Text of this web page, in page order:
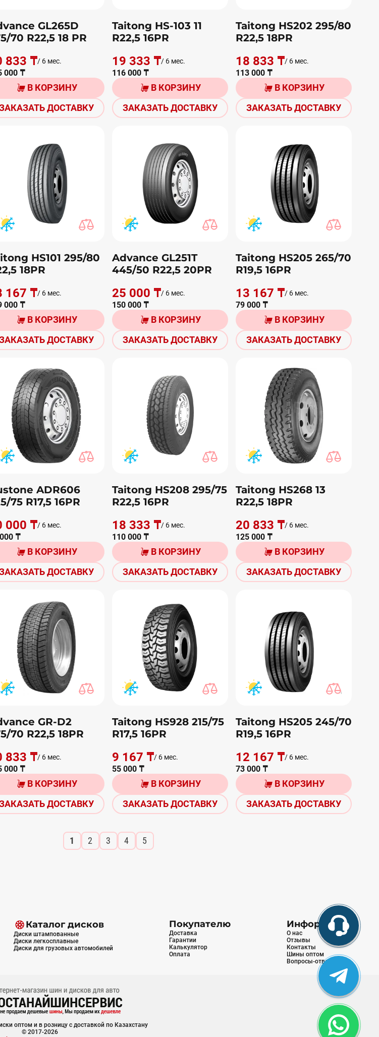
GL265D
70 R22,5 18 PR
833 ₸/ 6 мес.
000 ₸
В КОРЗИНУ
ДОСТАВКУ
Taitong HS-103 11
R22,5 16PR
19 333 ₸/ 6 мес.
116 000 ₸
В КОРЗИНУ
ЗАКАЗАТЬ ДОСТАВКУ
Taitong HS202 295/80
R22,5 18PR
18 833 ₸/ 6 мес.
113 000 ₸
В КОРЗИНУ
ЗАКАЗАТЬ ДОСТАВКУ
HS101 295/80
18PR
167 ₸/ 6 мес.
000 ₸
В КОРЗИНУ
ДОСТАВКУ
Advance GL251T
445/50 R22,5 20PR
25 000 ₸/ 6 мес.
150 000 ₸
В КОРЗИНУ
ЗАКАЗАТЬ ДОСТАВКУ
Taitong HS205 265/70
R19,5 16PR
13 167 ₸/ 6 мес.
79 000 ₸
В КОРЗИНУ
ЗАКАЗАТЬ ДОСТАВКУ
ADR606
75 R17,5 16PR
000 ₸/ 6 мес.
₸
В КОРЗИНУ
ДОСТАВКУ
Taitong HS208 295/75
R22,5 16PR
18 333 ₸/ 6 мес.
110 000 ₸
В КОРЗИНУ
ЗАКАЗАТЬ ДОСТАВКУ
Taitong HS268 13
R22,5 18PR
20 833 ₸/ 6 мес.
125 000 ₸
В КОРЗИНУ
ЗАКАЗАТЬ ДОСТАВКУ
GR-D2
70 R22,5 18PR
833 ₸/ 6 мес.
000 ₸
В КОРЗИНУ
ДОСТАВКУ
Taitong HS928 215/75
R17,5 16PR
9 167 ₸/ 6 мес.
55 000 ₸
В КОРЗИНУ
ЗАКАЗАТЬ ДОСТАВКУ
Taitong HS205 245/70
R19,5 16PR
12 167 ₸/ 6 мес.
73 000 ₸
В КОРЗИНУ
ЗАКАЗАТЬ ДОСТАВКУ
1 2 3 4 5
Каталог дисков
Диски штампованные
Диски легкосплавные
Диски для грузовых автомобилей
Покупателю
Доставка
Гарантии
Калькулятор
Оплата
Информация
О нас
Отзывы
Контакты
Шины оптом
Вопросы-ответы
оптом и в розницу с доставкой по Казахстану
© 2017-2026